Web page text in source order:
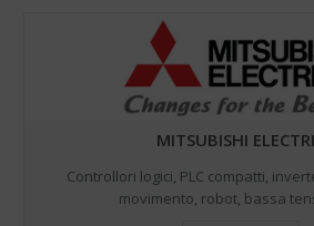
MITSUBISHI
Controllori logici, PLC compatti,
movimento, robot, bassa